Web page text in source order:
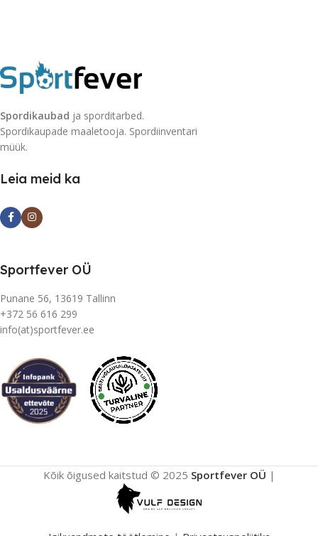
Spordikaubad ja sporditarbed.
Spordikaupade maaletooja. Spordiinventari
müük.
Leia meid ka
Sportfever OÜ
Punane 56, 13619 Tallinn
+372 56 616 299
info(at)sportfever.ee
Kõik õigused kaitstud © 2025 Sportfever OÜ |